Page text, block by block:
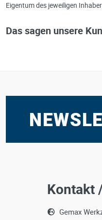
Eigentum des jeweiligen
Das sagen unsere
Kontakt
Gemax